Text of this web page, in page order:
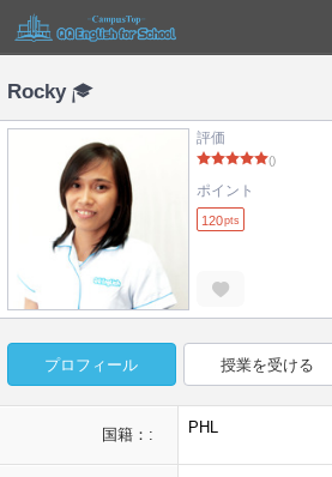
Rocky
評価
()
ポイント
120pts
プロフィール 授業を受ける
国籍：: PHL